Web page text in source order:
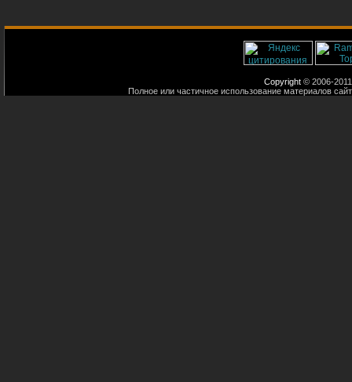
Copyright © 2006-
Полное или частичное использование материалов